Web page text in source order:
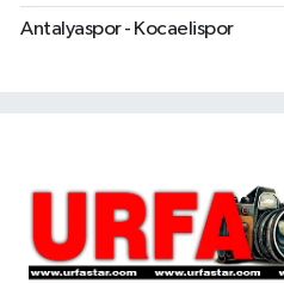
Antalyaspor - Kocaelispor